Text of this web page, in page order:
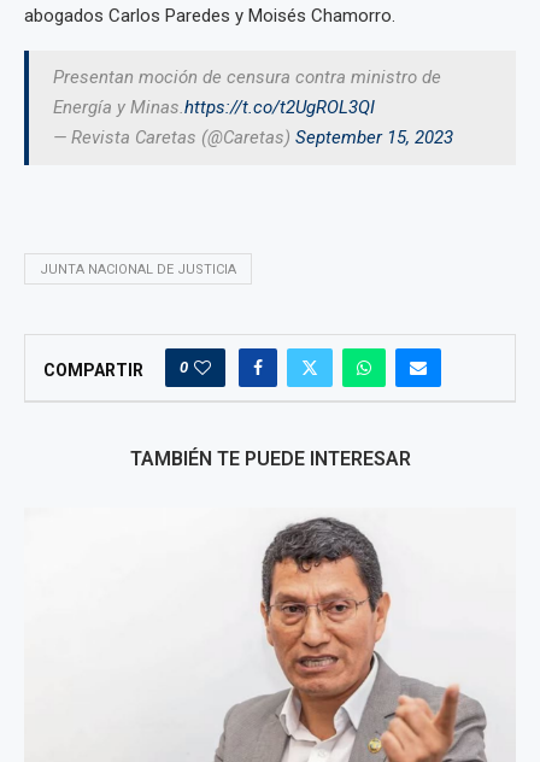
abogados Carlos Paredes y Moisés Chamorro.
Presentan moción de censura contra ministro de
Energía y Minas.https://t.co/t2UgROL3QI
— Revista Caretas (@Caretas) September 15, 2023
JUNTA NACIONAL DE JUSTICIA
COMPARTIR 0
TAMBIÉN TE PUEDE INTERESAR